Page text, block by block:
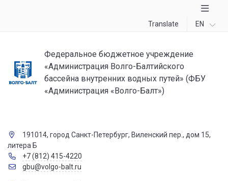
Translate EN
Федеральное бюджетное учреждение
«Администрация Волго-Балтийского
бассейна внутренних водных путей» (ФБУ
«Администрация «Волго-Балт»)
191014, город Санкт-Петербург, Виленский пер., дом 15,
литера Б
+7 (812) 415-4220
gbu@volgo-balt.ru